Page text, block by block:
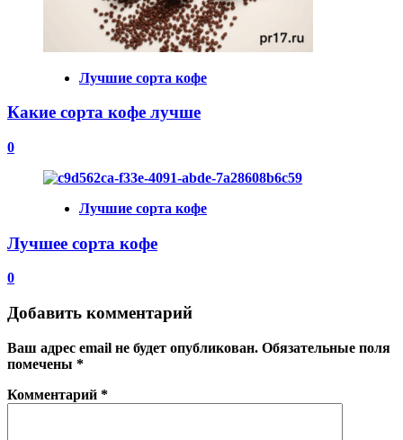
Лучшие сорта кофе
Какие сорта кофе лучше
0
Лучшие сорта кофе
Лучшее сорта кофе
0
Добавить комментарий
Ваш адрес email не будет опубликован. Обязательные поля
помечены *
Комментарий *